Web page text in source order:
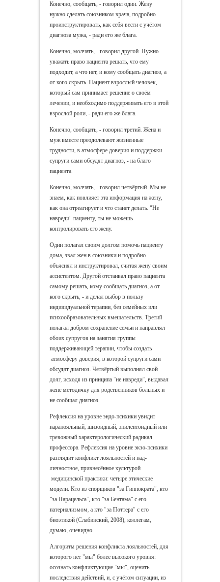
Конечно, сообщать, - говорил один. Жену
нужно сделать союзником врача, подробно
проинструктировать, как себя вести с учётом
диагноза мужа, - ради его же блага.
Конечно, молчать, - говорил другой. Нужно
уважать право пациента решать, что ему
подходит, а что нет, и кому сообщать диагноз, а
от кого скрыть. Пациент взрослый человек,
который сам принимает решение о своём
лечении, и необходимо поддерживать его в этой
взрослой роли, - ради его же блага.
Конечно, сообщать, - говорил третий. Жена и
муж вместе преодолевают жизненные
трудности, в атмосфере доверия и поддержки
супруги сами обсудят диагноз, - на благо
пациента.
Конечно, молчать, - говорил четвёртый. Мы не
знаем, как повлияет эта информация на жену,
как она отреагирует и что станет делать. "Не
навреди" пациенту, ты не можешь
контролировать его жену.
Один полагал своим долгом помочь пациенту
дома, звал жен в союзники и подробно
объяснял и инструктировал, считая жену своим
ассистентом. Другой отстаивал право пациента
самому решать, кому сообщать диагноз, а от
кого скрыть, - и делал выбор в пользу
индивидуальной терапии, без семейных или
психообразовательных вмешательств. Третий
полагал добром сохранение семьи и направлял
обоих супругов на занятия группы
поддерживающей терапии, чтобы создать
атмосферу доверия, в которой супруги сами
обсудят диагноз. Четвёртый выполнял свой
долг, исходя из принципа "не навреди", выдавал
жене методичку для родственников больных и
не сообщал диагноз.
Рефлексия на уровне эндо-психики увидит
паранояльный, шизоидный, эпилептоидный или
тревожный характерологический радикал
профессора. Рефлексия на уровне экзо-психики
разглядит конфликт лояльностей и над-
личностное, привнесённое культурой
медицинской практики: четыре этические
модели. Кто из спорщиков "за Гиппократа", кто
"за Парацельса", кто "за Бентама" с его
патернализмом, а кто "за Поттера" с его
биоэтикой (Слабинский, 2008), коллегам,
думаю, очевидно.
Алгоритм решения конфликта лояльностей, для
которого нет "мы" более высокого уровня:
осознать конфликтующие "мы", оценить
последствия действий, и, с учётом ситуации, из